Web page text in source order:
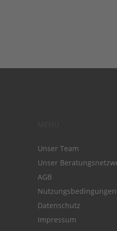
Unser Team
Unser
AGB
Nutzungsbedingungen
Datenschutz
Impressum